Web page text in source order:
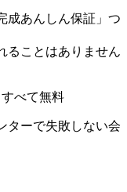
成あんしん保証」つ
ることはありません
べて無料
ターで失敗しない会